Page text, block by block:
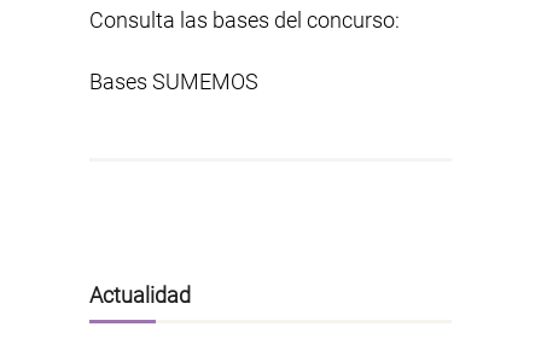
Consulta las bases del concurso:
Bases SUMEMOS
Actualidad